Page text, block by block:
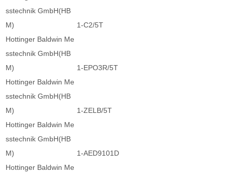
sstechnik GmbH(HB
M)
1-C2/5T
Hottinger Baldwin Me
sstechnik GmbH(HB
M)
1-EPO3R/5T
Hottinger Baldwin Me
sstechnik GmbH(HB
M)
1-ZELB/5T
Hottinger Baldwin Me
sstechnik GmbH(HB
M)
1-AED9101D
Hottinger Baldwin Me